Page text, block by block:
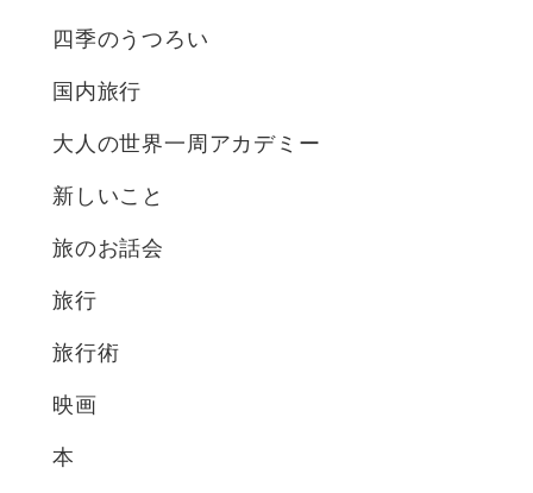
四季のうつろい
国内旅行
大人の世界一周アカデミー
新しいこと
旅のお話会
旅行
旅行術
映画
本